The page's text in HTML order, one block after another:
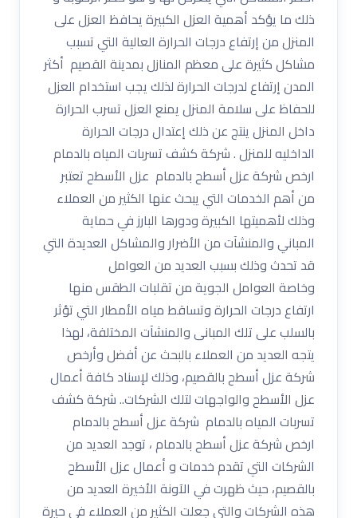
ذلك ما يؤكد أهمية العزل الكبيرة يحافظ العزل على
المنزل من إرتفاع درجات الحرارة العالية التي تسبب
مشاكل كثيرة على معظم المنازل بمدينة القصيم أكثر
المدن إرتفاع لدرجات الحرارة لذلك يجب استخدام العزل
للحفاظ على سلامة المنزل يمنع العزل تسرب الحرارة
داخل المنزل ينتج عن ذلك إعتدال درجات الحرارة
الداخليه للمنزل . شركة كشف تسربات المياه بالدمام
ارخص شركة عزل أسطح بالدمام عزل الأسطح تعتبر
من أهم الخدمات التي يبحث عنها الكثير من العملاء
وذلك لأهميتها الكبيرة ودورها البارز في حماية
المباني والمنشآت من الأضرار والمشاكل العديدة التي
قد تحدث وذلك بسبب العديد من العوامل
وخاصة العوامل الجوية من تقلبات الطقس منها
ارتفاع درجات الحرارة وتساقط مياه الأمطار التي تؤثر
بالسلب على تلك المبانى والمنشآت المختلفة، لهذا
يتجه العديد من العملاء بالبحث عن أفضل وأرخص
شركة عزل أسطح بالقصيم، وذلك لإسناد كافة أعمال
عزل الأسطح والواجهات لتلك الشركات.. شركة كشف
تسربات المياه بالدمام شركة عزل أسطح بالدمام
ارخص شركة عزل أسطح بالدمام ، توجد العديد من
الشركات التي تقدم خدمات و أعمال عزل الأسطح
بالقصيم، حيث ظهرت في الآونة الأخيرة العديد من
هذه الشركات والتي جعلت الكثير من العملاء في حيرة